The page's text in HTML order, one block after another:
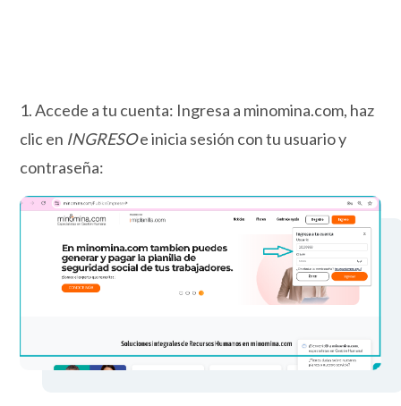
1. Accede a tu cuenta: Ingresa a minomina.com, haz
clic en INGRESOe inicia sesión con tu usuario y
contraseña: